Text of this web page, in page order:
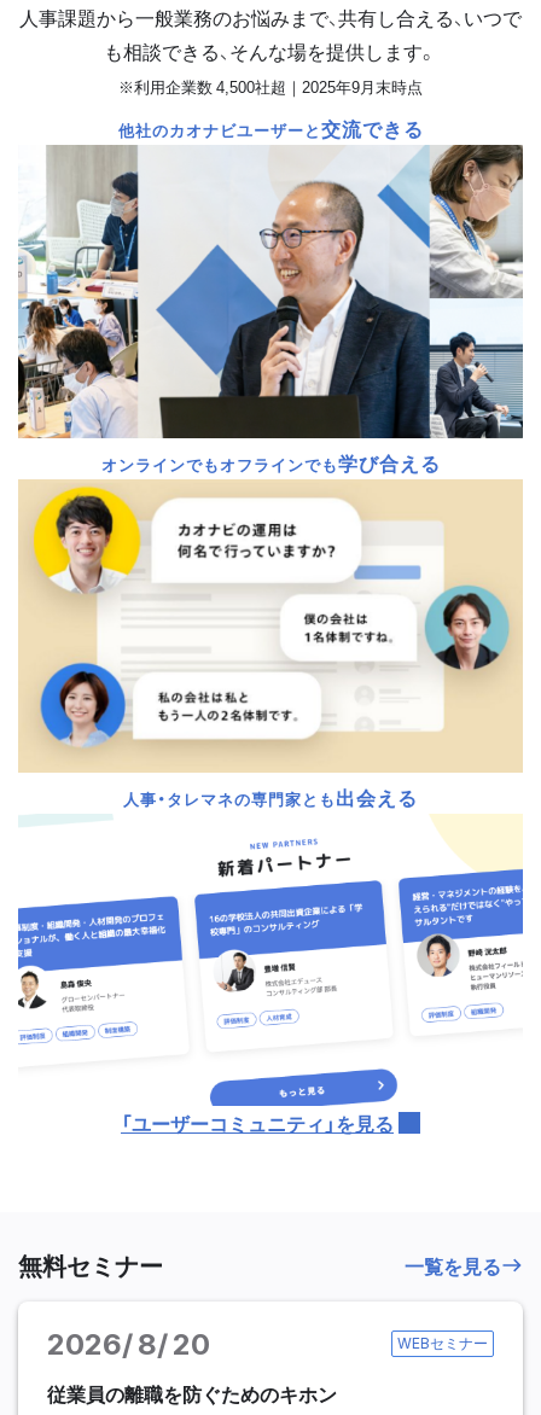
無料セミナー
2026 8 20 WEBセミナー
従業員の離職を防ぐためのキホン
一覧を見る
人事課題から一般業務のお悩みまで、共有し合える、いつで
も相談できる、そんな場を提供します。
※利用企業数 4,500社超｜2025年9月末時点
他社のカオナビユーザーと交流できる
オンラインでもオフラインでも学び合える
人事・タレマネの専門家とも出会える
「ユーザーコミュニティ」を見る